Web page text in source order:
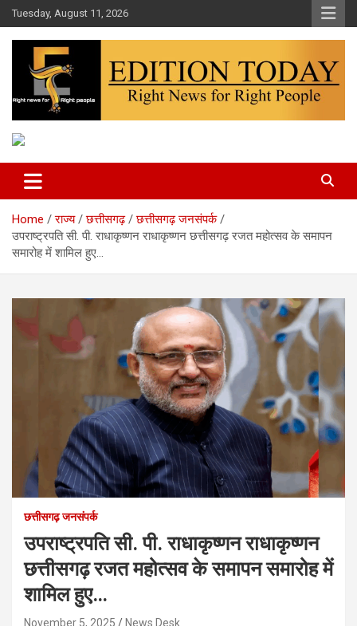
Skip
to
content
Tuesday, August 11, 2026
Edition Today
Home राज्य छत्तीसगढ़
छत्तीसगढ़ जनसंपर्क
उपराष्ट्रपति सी. पी. राधाकृष्णन राधाकृष्णन छत्तीसगढ़ रजत महोत्सव के समापन
समारोह में शामिल हुए…
छत्तीसगढ़ जनसंपर्क
उपराष्ट्रपति सी. पी. राधाकृष्णन राधाकृष्णन
छत्तीसगढ़ रजत महोत्सव के समापन समारोह में
शामिल हुए…
November 5, 2025 News Desk